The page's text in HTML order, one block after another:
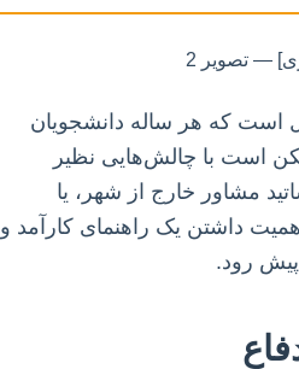
است که هر ساله دانشجویان
است با چالش‌هایی نظیر
مشاور خارج از شهر، یا
داشتن یک راهنمای کارآمد و
پیش رود.